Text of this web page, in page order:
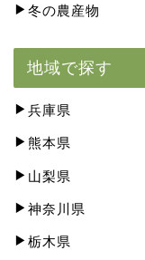
冬の農産物
地域で探す
兵庫県
熊本県
山梨県
神奈川県
栃木県